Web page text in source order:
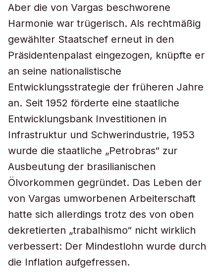
Aber die von Vargas beschworene
Harmonie war trügerisch. Als rechtmäßig
gewählter Staatschef erneut in den
Präsidentenpalast eingezogen, knüpfte er
an seine nationalistische
Entwicklungsstrategie der früheren Jahre
an. Seit 1952 förderte eine staatliche
Entwicklungsbank Investitionen in
Infrastruktur und Schwerindustrie, 1953
wurde die staatliche „Petrobras“ zur
Ausbeutung der brasilianischen
Ölvorkommen gegründet. Das Leben der
von Vargas umworbenen Arbeiterschaft
hatte sich allerdings trotz des von oben
dekretierten „trabalhismo“ nicht wirklich
verbessert: Der Mindestlohn wurde durch
die Inflation aufgefressen.